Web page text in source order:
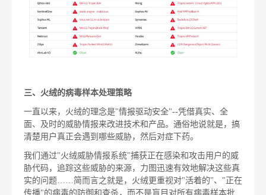
三、火绒的病毒样本处理策略
一直以来，火绒的理念是"情报驱动安全"--凭借真实、全
面、及时的威胁情报来改进技术和产品。通俗地说就是，搞
清楚用户真正会遇到哪些威胁，然后对症下药。
我们通过"火绒威胁情报系统"捕获正在感染和攻击用户的威
胁代码，追踪这些威胁的来源，力图迅速有效地解决这些真
实的问题……简而言之就是，火绒更重视对"活着的"、"正在
传播"的病毒的防御和查杀，而不是盲目对所有病毒样本批